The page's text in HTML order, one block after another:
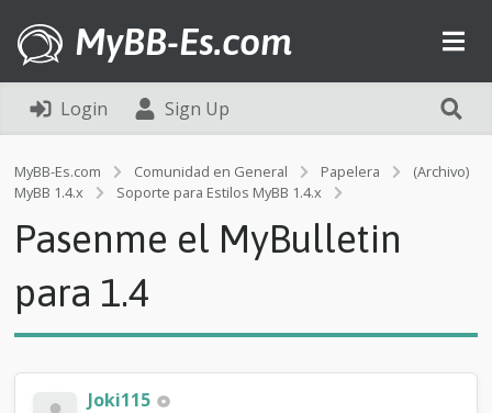
MyBB-Es.com
Login Sign Up
MyBB-Es.com Comunidad en General Papelera
(Archivo)
MyBB 1.4.x
Soporte para Estilos MyBB 1.4.x
s
e
e
M
Pasenme el MyBulletin
para 1.4
Joki115